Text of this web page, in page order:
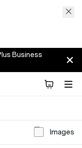
Business
Images